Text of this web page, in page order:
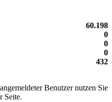
60.198
0
0
0
432
Benutzer nutzen Sie
Seite.